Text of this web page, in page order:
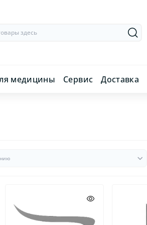
медицины Сервис Доставка